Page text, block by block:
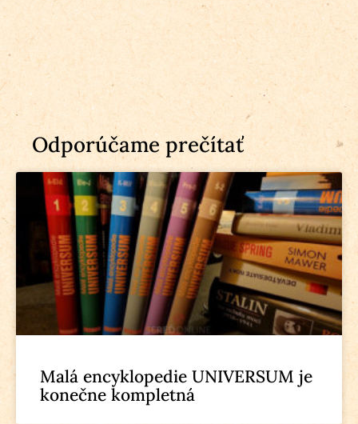
Odporúčame prečítať
Malá encyklopedie UNIVERSUM je
konečne kompletná